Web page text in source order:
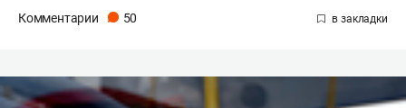
Комментарии 50